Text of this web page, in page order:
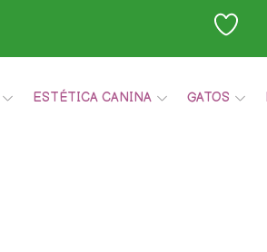
ESTÉTICA CANINA GATOS